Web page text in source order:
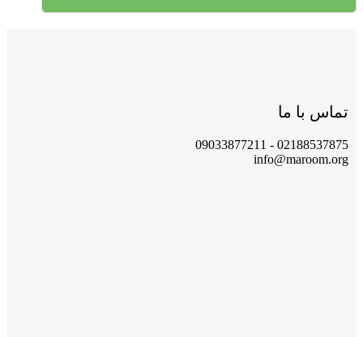
تماس با ما
02188537875 - 09033877211
info@maroom.org